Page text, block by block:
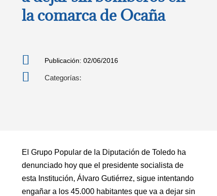
la comarca de Ocaña
 Publicación: 02/06/2016
 Categorías:
El Grupo Popular de la Diputación de Toledo ha
denunciado hoy que el presidente socialista de
esta Institución, Álvaro Gutiérrez, sigue intentando
engañar a los 45.000 habitantes que va a dejar sin